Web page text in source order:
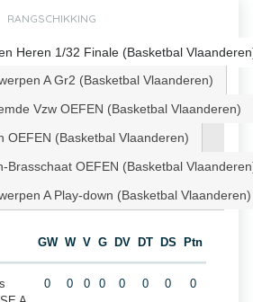
RANGSCHIKKING
Heren 1/32 Finale (Basketbal
A Gr2 (Basketbal Vlaanderen)
Vzw OEFEN (Basketbal Vlaanderen)
OEFEN (Basketbal Vlaanderen)
Brasschaat OEFEN (Basketbal
A Play-down (Basketbal Vlaanderen)
GW W V G DV DT DS Ptn
0 0 0 0 0 0 0 0